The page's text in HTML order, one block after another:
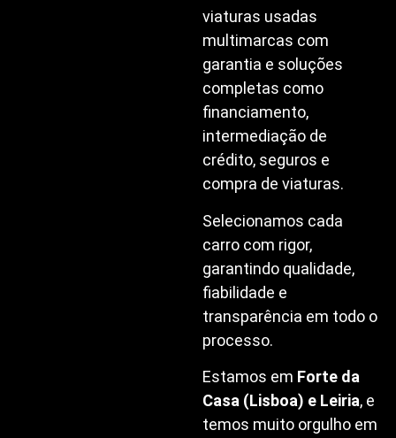
viaturas usadas
multimarcas com
garantia e soluções
completas como
financiamento,
intermediação de
crédito, seguros e
compra de viaturas.
Selecionamos cada
carro com rigor,
garantindo qualidade,
fiabilidade e
transparência em todo o
processo.
Estamos em Forte da
Casa (Lisboa) e Leiria, e
temos muito orgulho em